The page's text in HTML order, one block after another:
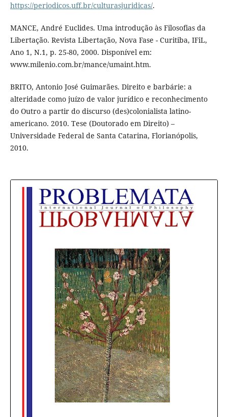
https://periodicos.uff.br/culturasjuridicas/.
MANCE, André Euclides. Uma introdução às Filosofias da
Libertação. Revista Libertação, Nova Fase - Curitiba, IFiL,
Ano 1, N.1, p. 25-80, 2000. Disponível em:
www.milenio.com.br/mance/umaint.htm.
BRITO, Antonio José Guimarães. Direito e barbárie: a
alteridade como juízo de valor jurídico e reconhecimento
do Outro a partir do discurso (des)colonialista latino-
americano. 2010. Tese (Doutorado em Direito) –
Universidade Federal de Santa Catarina, Florianópolis,
2010.